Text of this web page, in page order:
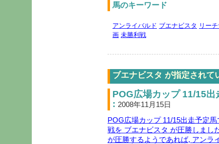
馬のキーワード
アンライバルド ブエナビスタ リー
画 未勝利戦
ブエナビスタ が指定されて
POG広場カップ 11/15
: 2008年11月15日
POG広場カップ 11/15出走予定
戦を ブエナビスタ が圧勝しまし
が圧勝するようであれば, アンラ